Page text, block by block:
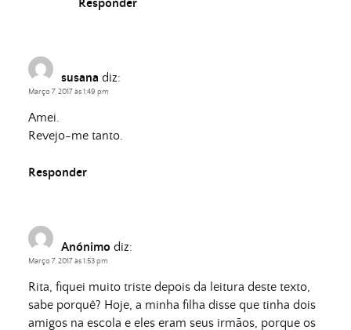
Responder
susana diz:
Março 7, 2017 às 1:49 pm
Amei.
Revejo-me tanto.
Responder
Anónimo diz:
Março 7, 2017 às 1:53 pm
Rita, fiquei muito triste depois da leitura deste texto,
sabe porquê? Hoje, a minha filha disse que tinha dois
amigos na escola e eles eram seus irmãos, porque os